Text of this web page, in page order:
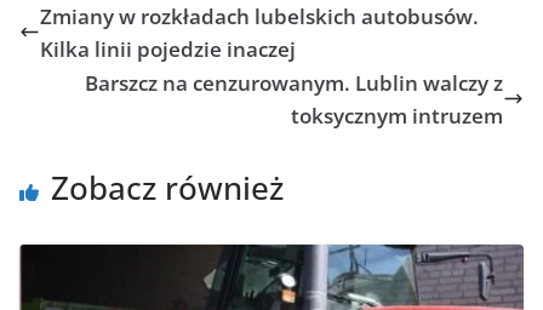
Zmiany w rozkładach lubelskich autobusów.
Kilka linii pojedzie inaczej
Barszcz na cenzurowanym. Lublin walczy z
toksycznym intruzem
Zobacz również